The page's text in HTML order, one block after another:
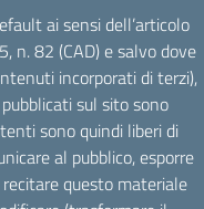
ai sensi dell’articolo
n. 82 (CAD) e salvo dove
incorporati di terzi),
sul sito sono
sono quindi liberi di
al pubblico, esporre
questo materiale